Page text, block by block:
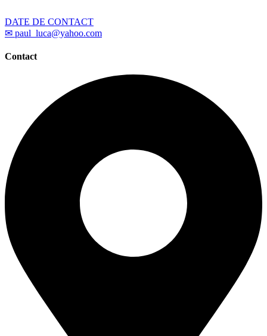
DATE DE CONTACT
✉ paul_luca@yahoo.com
Contact